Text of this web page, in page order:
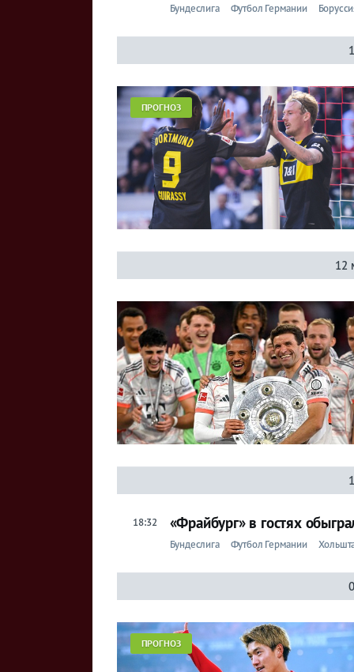
Бундеслига Футбол Германии
ПРОГНОЗ
12
18:32 «Фрайбург» в гостях
Бундеслига Футбол Германии
ПРОГНОЗ